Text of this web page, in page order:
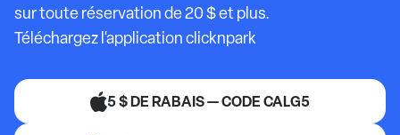
sur toute réservation de 20 $ et plus.
Téléchargez l'application clicknpark
5 $ DE RABAIS — CODE CALG5